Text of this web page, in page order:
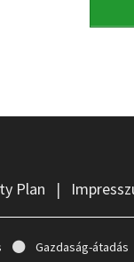
Plan |
Gazdaság-átadás